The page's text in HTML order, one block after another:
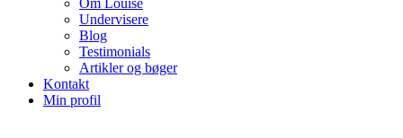
Undervisere
Blog
Testimonials
Artikler og bøger
Kontakt
Min profil